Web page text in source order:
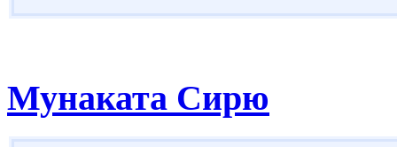
Мунаката Сирю